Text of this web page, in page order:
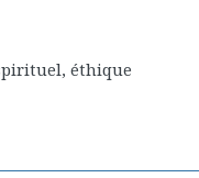
éthique